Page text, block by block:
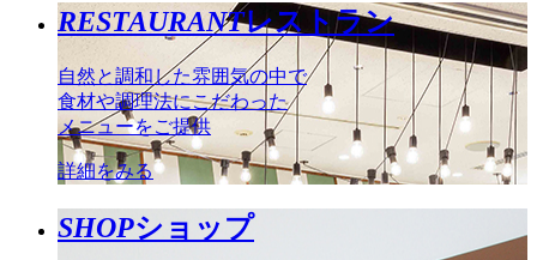
RESTAURANTレストラン
自然と調和した雰囲気の中で
食材や調理法にこだわった
メニューをご提供
詳細をみる
SHOPショップ